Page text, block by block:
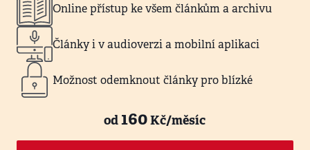
Online přístup ke všem článkům a archivu
Články i v audioverzi a mobilní aplikaci
Možnost odemknout články pro blízké
od160Kč/měsíc